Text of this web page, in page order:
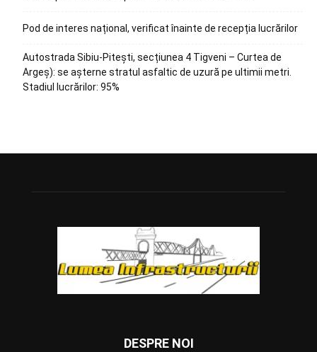
Pod de interes național, verificat înainte de recepția lucrărilor
Autostrada Sibiu-Pitești, secțiunea 4 Tigveni – Curtea de
Argeș): se așterne stratul asfaltic de uzură pe ultimii metri.
Stadiul lucrărilor: 95%
DESPRE NOI